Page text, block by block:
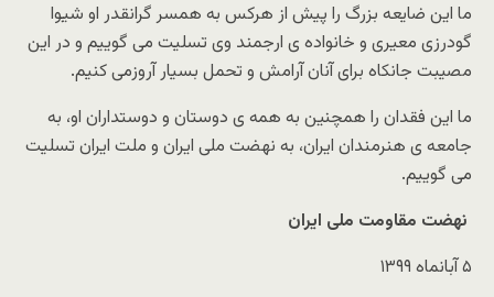
ما این ضایعه بزرگ را پیش از هرکس به همسر گرانقدر او شیوا
گودرزی معیری و خانواده ی ارجمند وی تسلیت می گوییم و در این
مصیبت جانکاه برای آنان آرامش و تحمل بسیار آروزمی کنیم.
ما این فقدان را همچنین به همه ی دوستان و دوستداران او، به
جامعه ی هنرمندان ایران، به نهضت ملی ایران و ملت ایران تسلیت
می گوییم.
نهضت مقاومت ملی ایران
۵ آبانماه ۱۳۹۹